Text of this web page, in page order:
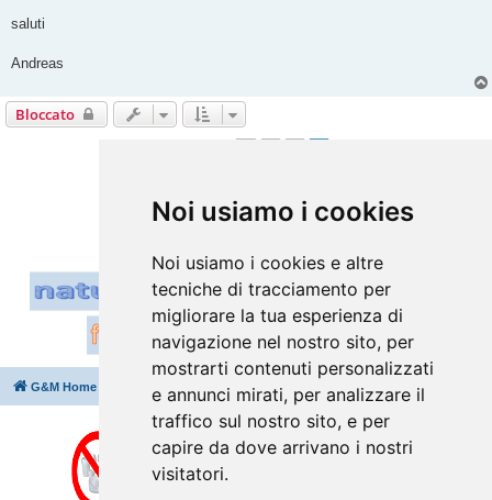
Noi usiamo i cookies
Noi usiamo i cookies e altre
tecniche di tracciamento per
migliorare la tua esperienza di
navigazione nel nostro sito, per
mostrarti contenuti personalizzati
e annunci mirati, per analizzare il
traffico sul nostro sito, e per
capire da dove arrivano i nostri
visitatori.
saluti
Andreas
Bloccato
G&M Home Tutti gli orari sonoUTC+02:00
Cancella cookie